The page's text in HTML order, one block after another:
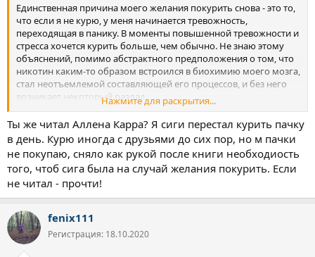
Единственная причина моего желания покурить снова - это то,
что если я не курю, у меня начинается тревожность,
переходящая в панику. В моменты повышенной тревожности и
стресса хочется курить больше, чем обычно. Не знаю этому
объяснений, помимо абстрактного предположения о том, что
никотин каким-то образом встроился в биохимию моего мозга,
стал неотъемлемой составляющей его процессов, и без него
возникает некоторый разлад.
О принципе действия табака/никотина ничего не знаю. Не
хватает дисциплины основательно изучить этот вопрос. Табак в
этом повинен в том числе, я думаю, заметила, что курение
сигареты является видом прокрастинации. Такой своего рода
передышкой от дел, которая случается все чаще и чаще.
Плюсов в курении сигарет не вижу. Ни единого. Минусы
широко известны - проблемы с легкими, сужение сосудов,
нехватка витамина С по-моему и много чего еще. Как и многие
курильщики я склонна пропускать мимо ушей информацию о
вреде сигарет, есть некоторое слепое пятно на восприятии этой
информации.
Нажмите для раскрытия...
Ты же читал Аллена Карра? Я сиги перестал курить пачку
в день. Курю иногда с друзьями до сих пор, но м пачки
не покупаю, сняло как рукой после книги необходиость
того, чтоб сига была на случай желания покурить. Если
не читал - прочти!
fenix111
Регистрация: 18.10.2020